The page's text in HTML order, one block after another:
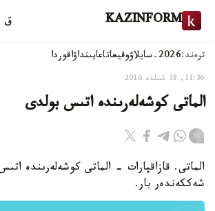
KAZINFORM ق
ترەند:2026-سايلاۋ وقيعاتاعايىنداۋاقوردا
11:36, 18 شىلدە 2016
الماتى كوشەلەرىندە اتىس بولدى
الماتى. قازاقپارات - الماتى كوشەلەرىندە
شەككەندەر بار.